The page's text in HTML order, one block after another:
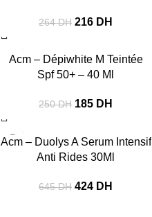
264DH 216 DH
Acm – Dépiwhite M Teintée
Spf 50+ – 40 Ml
250DH 185 DH
Acm – Duolys A Serum Intensif
Anti Rides 30Ml
645DH 424 DH